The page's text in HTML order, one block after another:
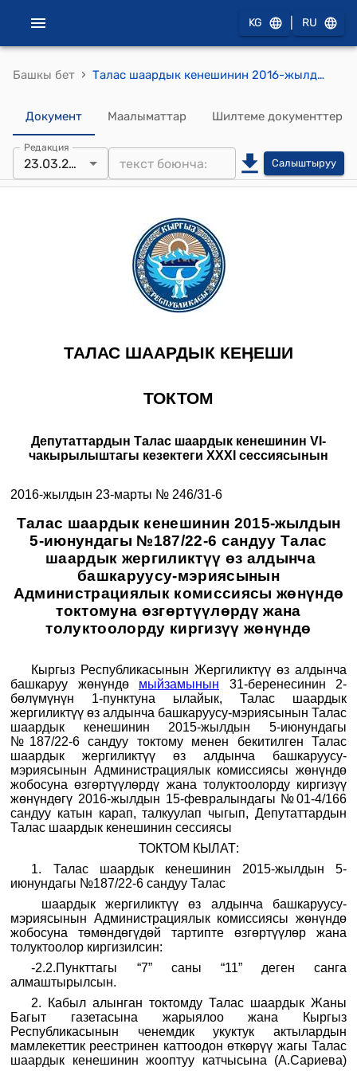
KG RU
Башкы бет › Талас шаардык кенешинин 2016-жылдын 23-мартындагы № 246/31-6 "Талас шаардык кенешинин 2015-жылдын 5-июнундагы №187/22-6 сандуу Талас шаардык жергиликтүү өз алдынча башкаруусу-мэриясынын Администрациялык комиссиясы жөнүндө токтомуна өзгөртүүлөрдү жана толуктоолорду киргизүү жөнүндө" токтому
Документ Маалыматтар Шилтеме документтер
Редакция
23.03.2016 Салыштыруу